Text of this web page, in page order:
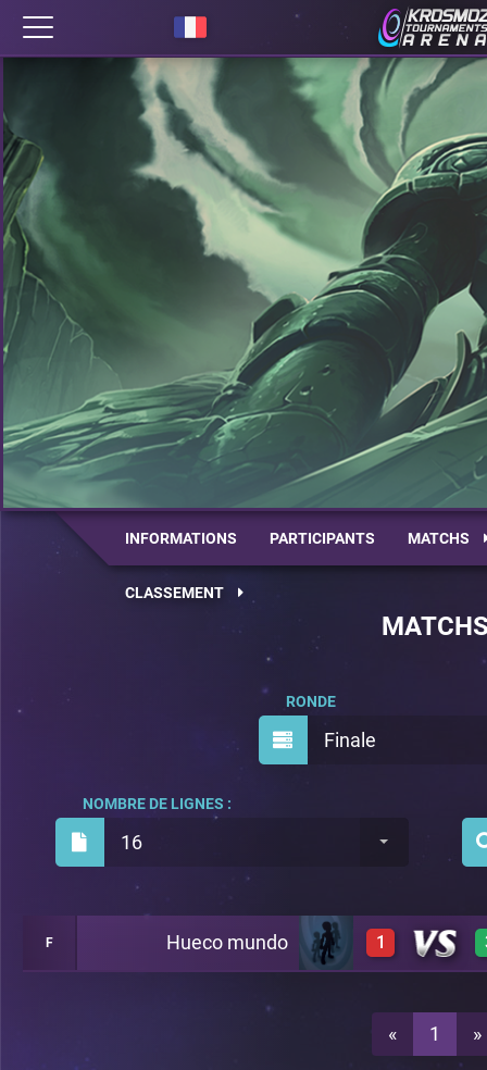
INFORMATIONS PARTICIPANTS MATCHS
CLASSEMENT
Finale
RONDE
16
NOMBRE DE LIGNES :
F Hueco mundo 1
AEcaflip
« 1 »